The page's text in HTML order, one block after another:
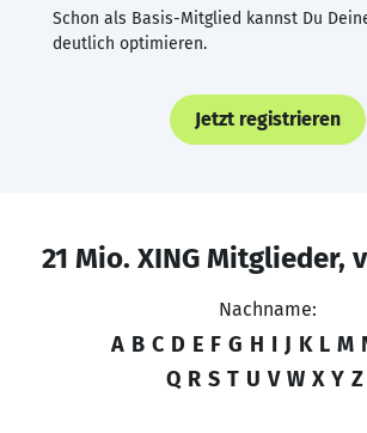
Schon als Basis-Mitglied kannst Du
deutlich optimieren.
Jetzt registrieren
21 Mio. XING Mitglieder,
Nachname:
A B C D E F G H I J K L M
Q R S T U V W X Y Z